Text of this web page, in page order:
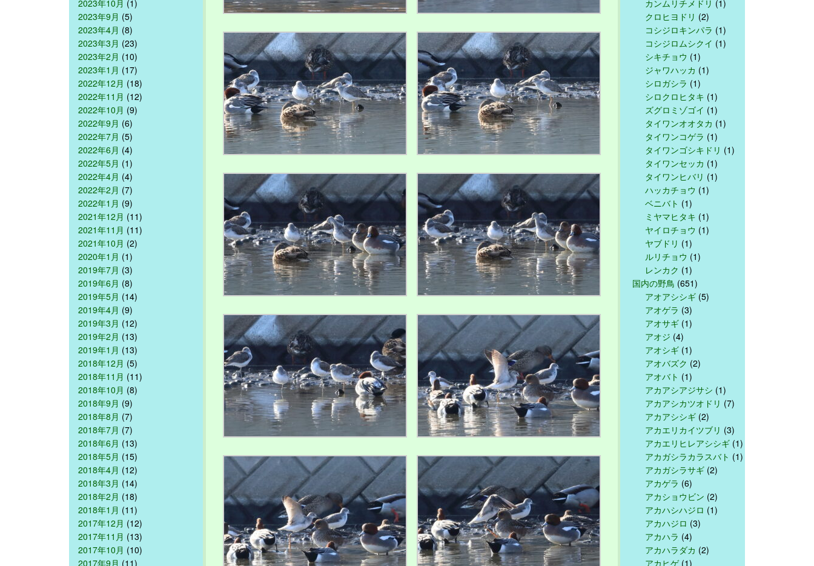
2023年10月 (1)
2023年9月 (5)
2023年4月 (8)
2023年3月 (23)
2023年2月 (10)
2023年1月 (17)
2022年12月 (18)
2022年11月 (12)
2022年10月 (9)
2022年9月 (6)
2022年7月 (5)
2022年6月 (4)
2022年5月 (1)
2022年4月 (4)
2022年2月 (7)
2022年1月 (9)
2021年12月 (11)
2021年11月 (11)
2021年10月 (2)
2020年1月 (1)
2019年7月 (3)
2019年6月 (8)
2019年5月 (14)
2019年4月 (9)
2019年3月 (12)
2019年2月 (13)
2019年1月 (13)
2018年12月 (5)
2018年11月 (11)
2018年10月 (8)
2018年9月 (9)
2018年8月 (7)
2018年7月 (7)
2018年6月 (13)
2018年5月 (15)
2018年4月 (12)
2018年3月 (14)
2018年2月 (18)
2018年1月 (11)
2017年12月 (12)
2017年11月 (13)
2017年10月 (10)
2017年9月 (11)
カンムリチメドリ (1)
クロヒヨドリ (2)
コシジロキンパラ (1)
コシジロムシクイ (1)
シキチョウ (1)
ジャワハッカ (1)
シロガシラ (1)
シロクロヒタキ (1)
ズグロミゾゴイ (1)
タイワンオオタカ (1)
タイワンコゲラ (1)
タイワンゴシキドリ (1)
タイワンセッカ (1)
タイワンヒバリ (1)
ハッカチョウ (1)
ベニバト (1)
ミヤマヒタキ (1)
ヤイロチョウ (1)
ヤブドリ (1)
ルリチョウ (1)
レンカク (1)
国内の野鳥 (651)
アオアシシギ (5)
アオゲラ (3)
アオサギ (1)
アオジ (4)
アオシギ (1)
アオバズク (2)
アオバト (1)
アカアシアジサシ (1)
アカアシカツオドリ (7)
アカアシシギ (2)
アカエリカイツブリ (3)
アカエリヒレアシシギ (1)
アカガシラカラスバト (1)
アカガシラサギ (2)
アカゲラ (6)
アカショウビン (2)
アカハシハジロ (1)
アカハジロ (3)
アカハラ (4)
アカハラダカ (2)
アカヒゲ(1)